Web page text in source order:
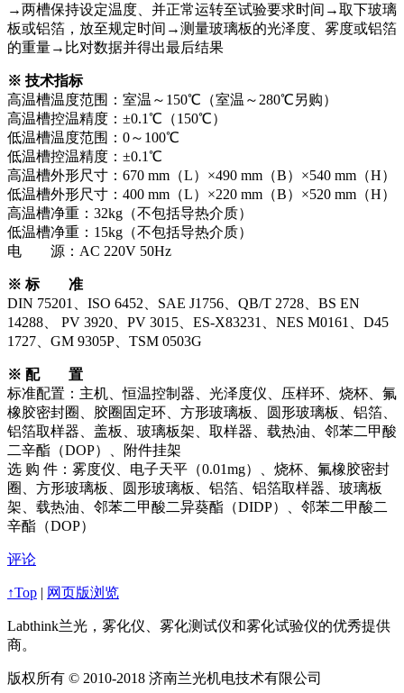
→两槽保持设定温度、并正常运转至试验要求时间→取下玻璃
板或铝箔，放至规定时间→测量玻璃板的光泽度、雾度或铝箔
的重量→比对数据并得出最后结果
※ 技术指标
高温槽温度范围：室温～150℃（室温～280℃另购）
高温槽控温精度：±0.1℃（150℃）
低温槽温度范围：0～100℃
低温槽控温精度：±0.1℃
高温槽外形尺寸：670 mm（L）×490 mm（B）×540 mm（H）
低温槽外形尺寸：400 mm（L）×220 mm（B）×520 mm（H）
高温槽净重：32kg（不包括导热介质）
低温槽净重：15kg（不包括导热介质）
电 源：AC 220V 50Hz
※ 标 准
DIN 75201、ISO 6452、SAE J1756、QB/T 2728、BS EN
14288、 PV 3920、PV 3015、ES-X83231、NES M0161、D45
1727、GM 9305P、TSM 0503G
※ 配 置
标准配置：主机、恒温控制器、光泽度仪、压样环、烧杯、氟
橡胶密封圈、胶圈固定环、方形玻璃板、圆形玻璃板、铝箔、
铝箔取样器、盖板、玻璃板架、取样器、载热油、邻苯二甲酸
二辛酯（DOP）、附件挂架
选 购 件：雾度仪、电子天平（0.01mg）、烧杯、氟橡胶密封
圈、方形玻璃板、圆形玻璃板、铝箔、铝箔取样器、玻璃板
架、载热油、邻苯二甲酸二异葵酯（DIDP）、邻苯二甲酸二
辛酯（DOP）
评论
↑Top | 网页版浏览
Labthink兰光，雾化仪、雾化测试仪和雾化试验仪的优秀提供
商。
版权所有 © 2010-2018 济南兰光机电技术有限公司